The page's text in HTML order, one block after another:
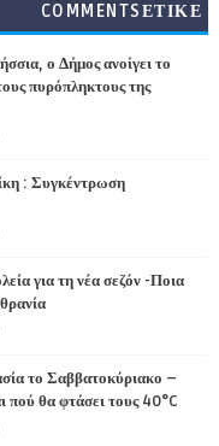
COMMENTSΕΤΙΚΕ
ο Δήμος ανοίγει το
πυρόπληκτους της
: Συγκέντρωση
για τη νέα σεζόν -Ποια
το Σαββατοκύριακο –
πού θα φτάσει τους 40°C